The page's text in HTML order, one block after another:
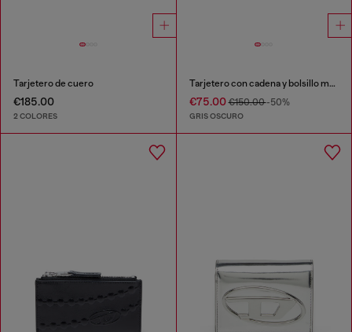
Tarjetero de cuero
€185.00
2 COLORES
Tarjetero con cadena y bolsillo monedero con cremallera
€75.00€150.00-50%
GRIS OSCURO